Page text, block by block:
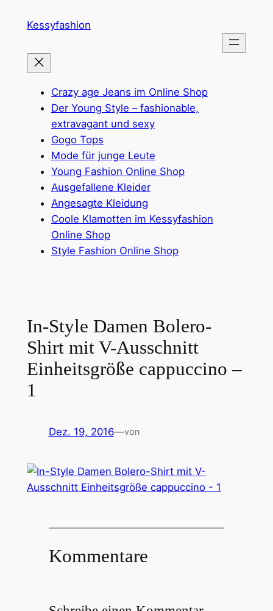
InhaltKessyfashion
Crazy age Jeans im Online Shop
Der Young Style – fashionable,
extravagant und sexy
Gogo Tops
Mode für junge Leute
Young Fashion Online Shop
Ausgefallene Kleider
Angesagte Kleidung
Coole Klamotten im Kessyfashion
Online Shop
Style Fashion Online Shop
In-Style Damen Bolero-
Shirt mit V-Ausschnitt
Einheitsgröße cappuccino –
1
Dez. 19, 2016—von
Kommentare